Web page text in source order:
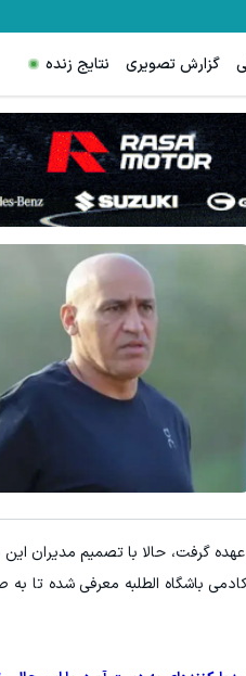
گزارش تصویری نتایج زنده
عهده گرفت، حالا با تصمیم مدیران
باشگاه الطلبه معرفی شده تا